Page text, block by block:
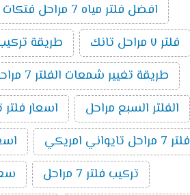
افضل فلتر مياه 7 مراحل فتكات
فلتر ٧ مراحل تانك
طريقة تركيب فلتر 7
طريقة تغيير شمعات الفلتر 7 مراحل
الفلتر السبع مراحل
اسعار فلتر تانك
فلتر 7 مراحل تايواني امريكي
تركيب فلتر 7 مراحل
سعر